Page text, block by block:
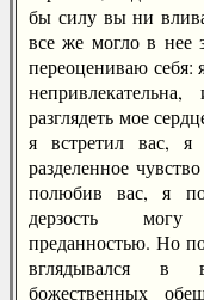
бы силу вы ни
все же могло в нее
переоцениваю себя:
разглядеть мое
я встретил вас,
разделенное
полюбив вас, я
дерзость
преданностью. Но
вглядывался в
божественных